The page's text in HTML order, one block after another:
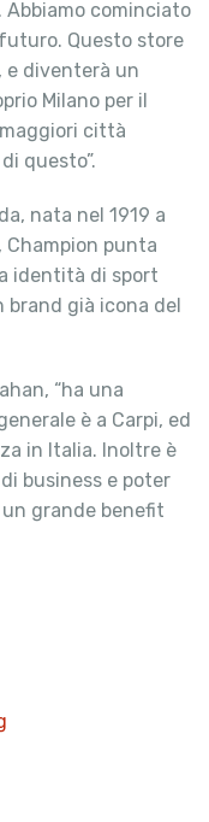
Abbiamo cominciato
Questo store
e diventerà un
Milano per il
città
questo”.
nata nel 1919 a
Champion punta
identità di sport
già icona del
“ha una
è a Carpi, ed
in Italia. Inoltre è
business e poter
grande benefit